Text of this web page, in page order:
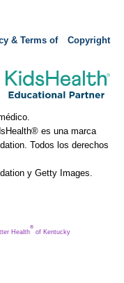
& Terms of
Copyright
es una marca
Todos los derechos
y Getty Images.
Health
®
of Kentucky